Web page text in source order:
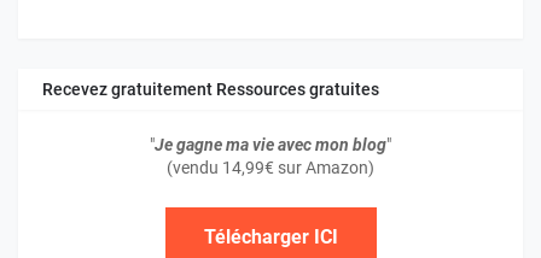
Recevez gratuitement Ressources gratuites
"Je gagne ma vie avec mon blog"
(vendu 14,99€ sur Amazon)
Télécharger ICI